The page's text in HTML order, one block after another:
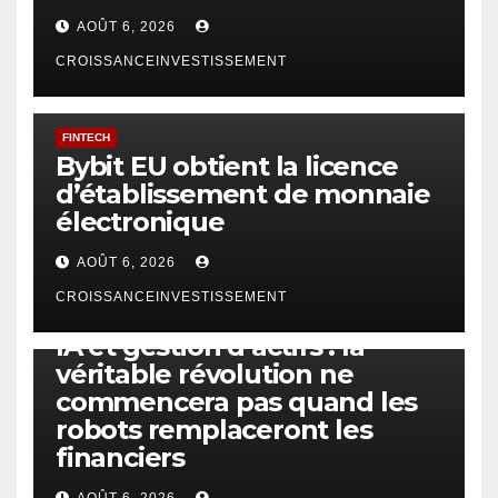
AOÛT 6, 2026
CROISSANCEINVESTISSEMENT
FINTECH
Bybit EU obtient la licence
d’établissement de monnaie
électronique
AOÛT 6, 2026
CROISSANCEINVESTISSEMENT
IA et gestion d’actifs : la
véritable révolution ne
commencera pas quand les
robots remplaceront les
financiers